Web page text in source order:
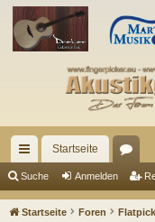
ch
ne
Startseite
en
Suche Anmelden
Startseite Foren